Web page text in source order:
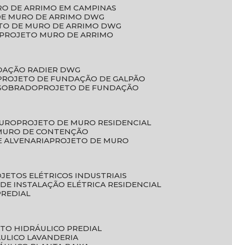
DE ARRIMO EM CAMPINAS
MURO DE ARRIMO DWG
DE MURO DE ARRIMO DWG
PROJETO MURO DE ARRIMO
RADIER DWG
PROJETO DE FUNDAÇÃO DE GALPÃO
PROJETO DE FUNDAÇÃO
PROJETO DE MURO RESIDENCIAL
DE CONTENÇÃO
ALVENARIA
PROJETO DE MURO
ELÉTRICOS INDUSTRIAIS
DE INSTALAÇÃO ELÉTRICA RESIDENCIAL
HIDRÁULICO PREDIAL
LAVANDERIA